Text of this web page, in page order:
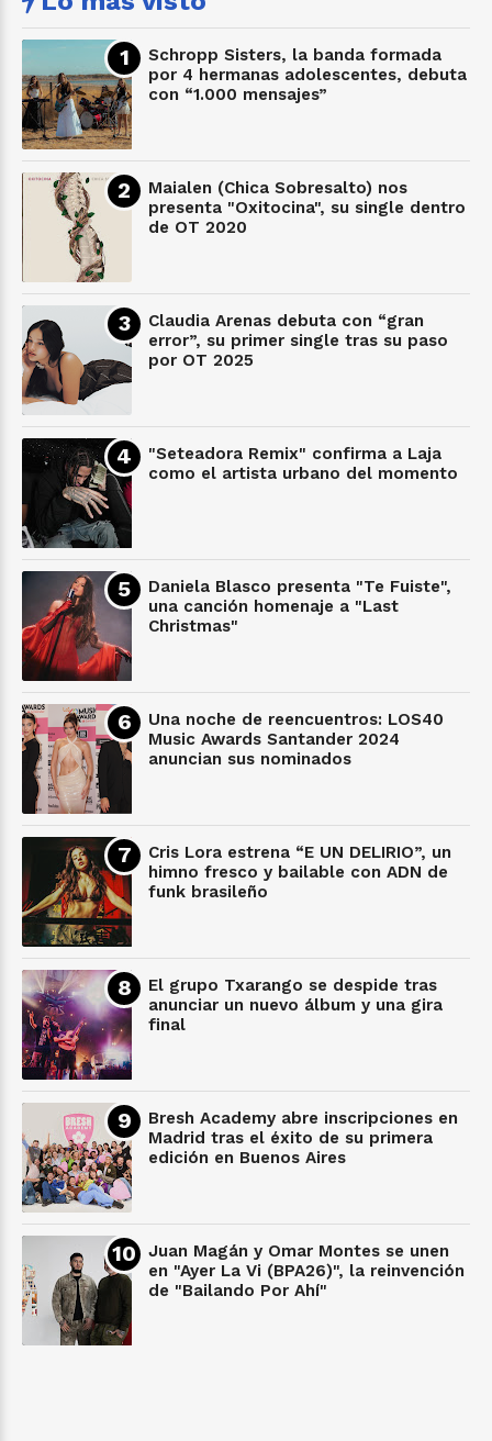
Schropp Sisters, la banda formada
por 4 hermanas adolescentes, debuta
con “1.000 mensajes”
Maialen (Chica Sobresalto) nos
presenta "Oxitocina", su single dentro
de OT 2020
Claudia Arenas debuta con “gran
error”, su primer single tras su paso
por OT 2025
"Seteadora Remix" confirma a Laja
como el artista urbano del momento
Daniela Blasco presenta "Te Fuiste",
una canción homenaje a "Last
Christmas"
Una noche de reencuentros: LOS40
Music Awards Santander 2024
anuncian sus nominados
Cris Lora estrena “E UN DELIRIO”, un
himno fresco y bailable con ADN de
funk brasileño
El grupo Txarango se despide tras
anunciar un nuevo álbum y una gira
final
Bresh Academy abre inscripciones en
Madrid tras el éxito de su primera
edición en Buenos Aires
Juan Magán y Omar Montes se unen
en "Ayer La Vi (BPA26)", la reinvención
de "Bailando Por Ahí"